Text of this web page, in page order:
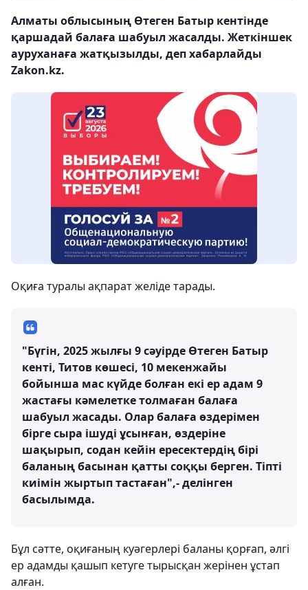
Алматы облысының Өтеген Батыр кентінде
қаршадай балаға шабуыл жасалды. Жеткіншек
ауруханаға жатқызылды, деп хабарлайды
Zakon.kz.
Оқиға туралы ақпарат желіде тарады.
"Бүгін, 2025 жылғы 9 сәуірде Өтеген Батыр
кенті, Титов көшесі, 10 мекенжайы
бойынша мас күйде болған екі ер адам 9
жастағы кәмелетке толмаған балаға
шабуыл жасады. Олар балаға өздерімен
бірге сыра ішуді ұсынған, өздеріне
шақырып, содан кейін ересектердің бірі
баланың басынан қатты соққы берген. Тіпті
киімін жыртып тастаған",- делінген
басылымда.
Бұл сәтте, оқиғаның куәгерлері баланы қорғап, әлгі
ер адамды қашып кетуге тырысқан жерінен ұстап
алған.